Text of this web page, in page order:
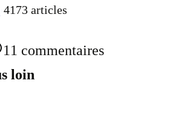
4173 articles
11 commentaires
loin